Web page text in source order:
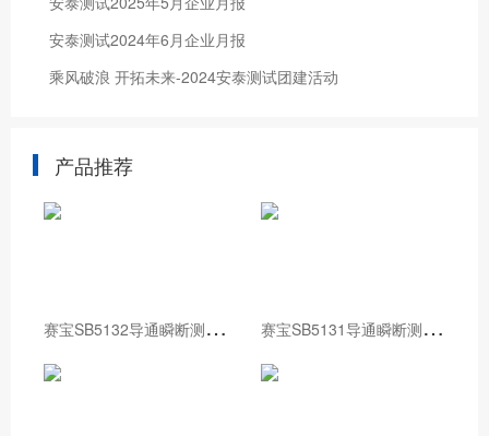
安泰测试2024年6月企业月报
乘风破浪 开拓未来-2024安泰测试团建活动
产品推荐
赛
宝SB5132导通瞬断测试仪 赛
宝SB5131导通瞬断测试仪